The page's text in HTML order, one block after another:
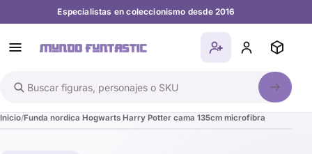
Especialistas en coleccionismo desde 2016
Buscar en el catálogo
Inicio Funda nordica Hogwarts Harry Potter cama 135cm microfibra